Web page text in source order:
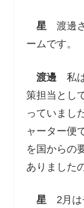
星渡邊さ
ームです。
渡邊私は
策担当とし
っていまし
ャーター便
を国からの
ありました
星2月は